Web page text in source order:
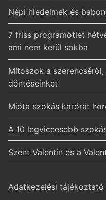
Népi hiedelmek és
7 friss programötlet
ami nem kerül sokba
Mítoszok a
döntéseinket
Mióta szokás karórát
A 10 legviccesebb
Szent Valentin és a
Adatkezelési tájékoztató